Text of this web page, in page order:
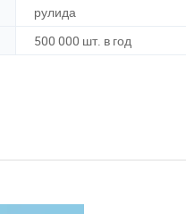
рулида
500 000 шт. в год